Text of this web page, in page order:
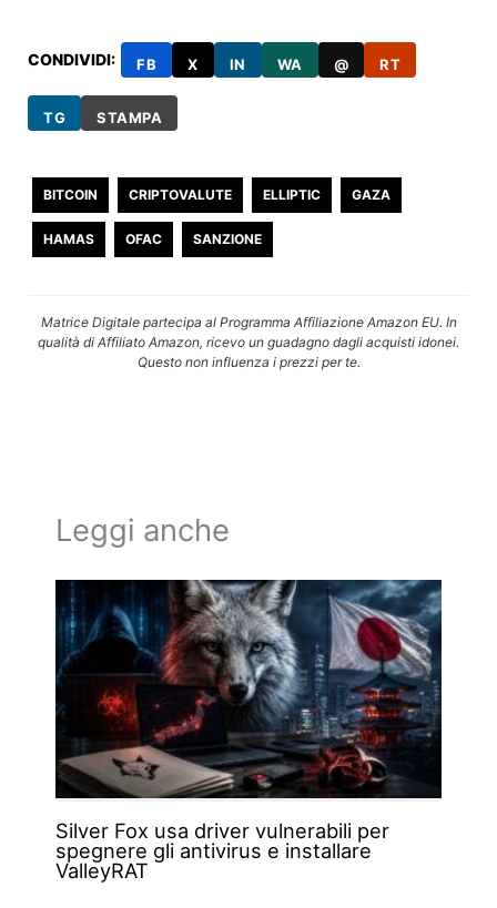
CONDIVIDI: FB X IN WA @ RT
TG STAMPA
BITCOIN CRIPTOVALUTE ELLIPTIC GAZA
HAMAS OFAC SANZIONE
Matrice Digitale partecipa al Programma Affiliazione Amazon EU. In
qualità di Affiliato Amazon, ricevo un guadagno dagli acquisti idonei.
Questo non influenza i prezzi per te.
Leggi anche
Silver Fox usa driver vulnerabili per
spegnere gli antivirus e installare
ValleyRAT